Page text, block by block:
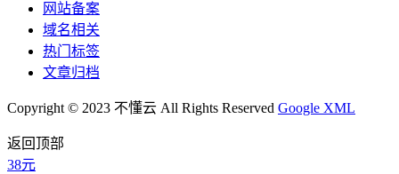
网站备案
域名相关
热门标签
文章归档
Copyright © 2023 不懂云 All Rights Reserved Google XML
返回顶部
38元